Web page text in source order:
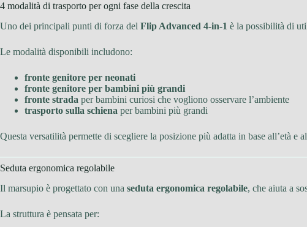
4 modalità di trasporto per ogni fase della crescita
Uno dei principali punti di forza del Flip Advanced 4-in-1 è la possibilità di
Le modalità disponibili includono:
fronte genitore per neonati
fronte genitore per bambini più grandi
fronte strada per bambini curiosi che vogliono osservare l’ambiente
trasporto sulla schiena per bambini più grandi
Questa versatilità permette di scegliere la posizione più adatta in base all’età e
Seduta ergonomica regolabile
Il marsupio è progettato con una seduta ergonomica regolabile, che aiuta a
La struttura è pensata per: